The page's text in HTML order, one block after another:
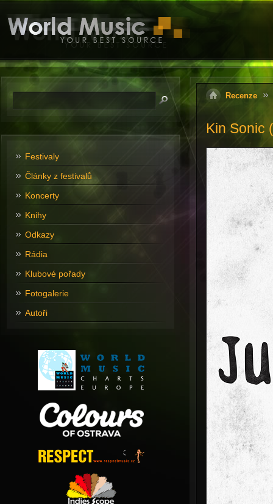
Recenze
Kin Sonic
Festivaly
Články z festivalů
Koncerty
Knihy
Odkazy
Rádia
Klubové pořady
Fotogalerie
Autoři